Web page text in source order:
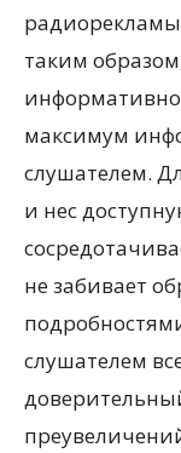
таким
максимум
слушателем.
и нес
не забивает
слушателем